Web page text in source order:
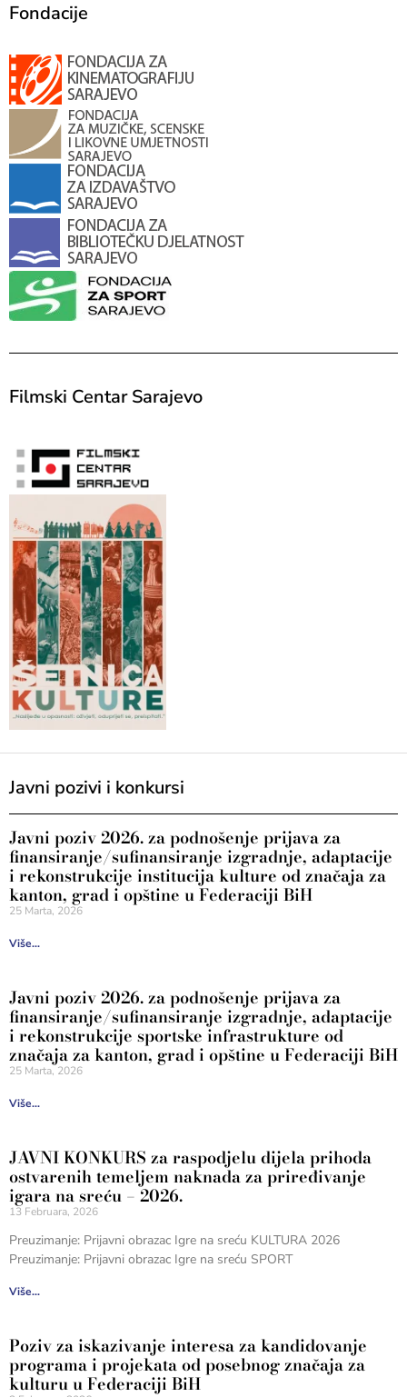
Fondacije
Filmski Centar Sarajevo
Javni pozivi i konkursi
Javni poziv 2026. za podnošenje prijava za
finansiranje/sufinansiranje izgradnje, adaptacije
i rekonstrukcije institucija kulture od značaja za
kanton, grad i opštine u Federaciji BiH
25 Marta, 2026
Više...
Javni poziv 2026. za podnošenje prijava za
finansiranje/sufinansiranje izgradnje, adaptacije
i rekonstrukcije sportske infrastrukture od
značaja za kanton, grad i opštine u Federaciji BiH
25 Marta, 2026
Više...
JAVNI KONKURS za raspodjelu dijela prihoda
ostvarenih temeljem naknada za priređivanje
igara na sreću – 2026.
13 Februara, 2026
Preuzimanje: Prijavni obrazac Igre na sreću KULTURA 2026
Preuzimanje: Prijavni obrazac Igre na sreću SPORT
Više...
Poziv za iskazivanje interesa za kandidovanje
programa i projekata od posebnog značaja za
kulturu u Federaciji BiH